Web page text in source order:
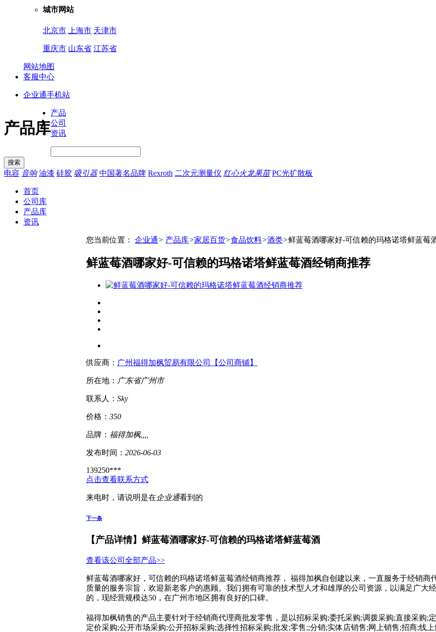
城市网站
北京市 上海市 天津市
重庆市 山东省 江苏省
网站地图
客服中心
企业通手机站
产品库
产品
公司
资讯
电容 音响 油漆 硅胶 吸引器 中国著名品牌 Rexroth 二次元测量仪 红心火龙果苗 PC光扩散板
首页
公司库
产品库
资讯
您当前位置： 企业通> 产品库>家居百货>食品饮料>酒类>鲜蓝莓酒哪家好-可信赖的玛格诺塔鲜蓝莓
鲜蓝莓酒哪家好-可信赖的玛格诺塔鲜蓝莓酒经销商推荐
供应商： 广州福得加枫贸易有限公司【公司商铺】
所在地： 广东省广州市
联系人： Sky
价格： 350
品牌： 福得加枫,,,,
发布时间： 2026-06-03
139250***
点击查看联系方式
来电时，请说明是在企业通看到的
下一条
【产品详情】 鲜蓝莓酒哪家好-可信赖的玛格诺塔鲜蓝莓酒
查看该公司全部产品>>
鲜蓝莓酒哪家好，可信赖的玛格诺塔鲜蓝莓酒经销商推荐， 福得加枫自创建以来，一直服务于经销商
质量的服务宗旨，欢迎新老客户的惠顾。我们拥有可靠的技术型人才和雄厚的公司资源，以满足广大
的，现经营规模达50，在广州市地区拥有良好的口碑。
福得加枫销售的产品主要针对于经销商代理商批发零售，是以招标采购;委托采购;调拨采购;直接采购;
定价采购;公开市场采购;公开招标采购;选择性招标采购;批发;零售;;分销;实体店销售;网上销售;招商;线